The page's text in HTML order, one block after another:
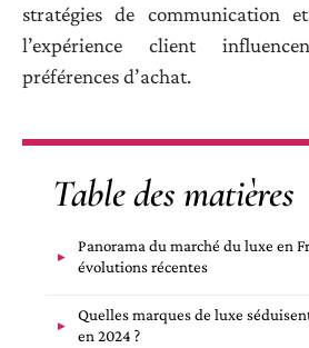
stratégies de communication
l’expérience client
préférences d’achat.
Table des matières
Panorama du marché du luxe en
évolutions récentes
Quelles marques de luxe
en 2024 ?